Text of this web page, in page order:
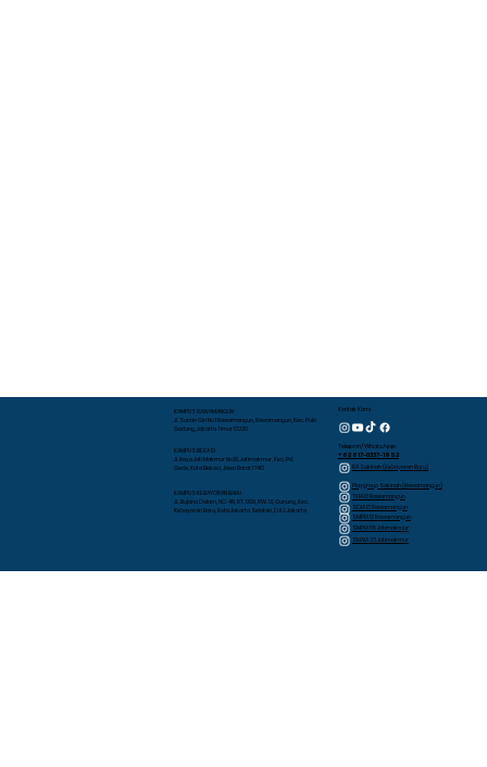
KAMPUS RAWAMANGUN
Jl. Sunan Giri No.1 Rawamangun, Rawamangun, Kec. Pulo
Gadung, Jakarta Timur 13220
KAMPUS BEKASI
Jl. Raya Jati Makmur No.10, Jatimakmur, Kec. Pd.
Gede, Kota Bekasi, Jawa Barat 17413
KAMPUS KEBAYORAN BARU
JL. Bujana Dalam, NO. 48, RT. 009, RW. 01, Gunung, Kec.
Kebayoran Baru, Kota Jakarta Selatan, D.K.I. Jakarta
Kontak Kami
Telepon/WhatsApp
+62 817-0337-1952
RA Sakinah (Kebayoran Baru)
Playgroup Sakinah (Rawamangun)
TKIA 13 Rawamangun
SDIA 13 Rawamangun
SMPIA 12 Rawamangun
SMPIA 55 Jatimakmur
SMAIA 33 Jatimakmur